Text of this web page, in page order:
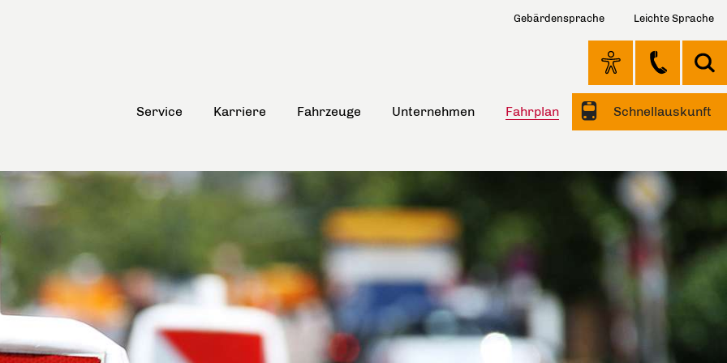
Gebärdensprache Leichte Sprache
Service Karriere Fahrzeuge Unternehmen Fahrplan Schnellauskunft